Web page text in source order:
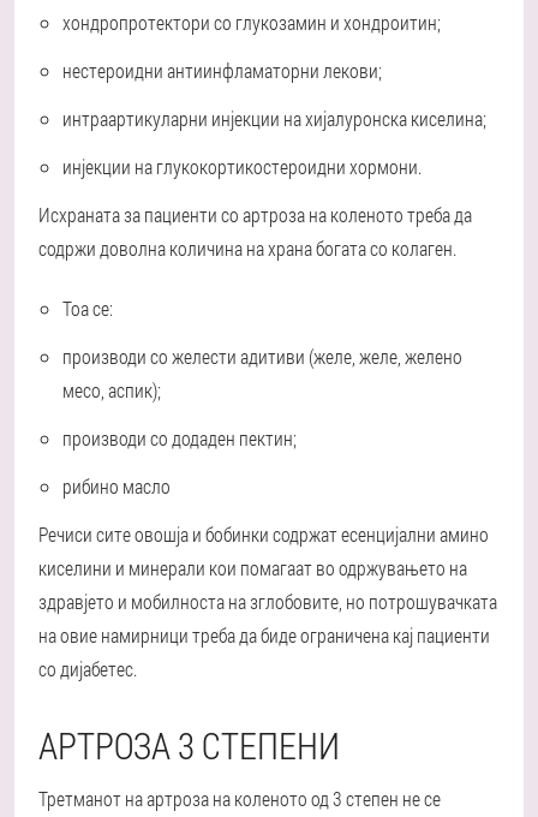
хондропротектори со глукозамин и хондроитин;
нестероидни антиинфламаторни лекови;
интраартикуларни инјекции на хијалуронска киселина;
инјекции на глукокортикостероидни хормони.
Исхраната за пациенти со артроза на коленото треба да
содржи доволна количина на храна богата со колаген.
Тоа се:
производи со желести адитиви (желе, желе, желено
месо, аспик);
производи со додаден пектин;
рибино масло
Речиси сите овошја и бобинки содржат есенцијални амино
киселини и минерали кои помагаат во одржувањето на
здравјето и мобилноста на зглобовите, но потрошувачката
на овие намирници треба да биде ограничена кај пациенти
со дијабетес.
АРТРОЗА 3 СТЕПЕНИ
Третманот на артроза на коленото од 3 степен не се